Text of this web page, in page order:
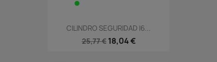
CILINDRO SEGURIDAD I6...
25,77 € 18,04 €